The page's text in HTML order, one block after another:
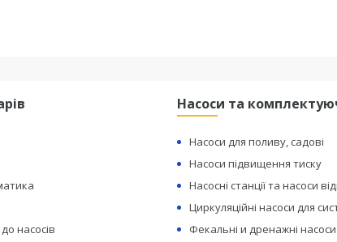
насосів
Насоси та
Насоси для поливу, садові
Насоси підвищення тиску
Насосні станції та насоси
Циркуляційні насоси для
Фекальні и дренажні насоси